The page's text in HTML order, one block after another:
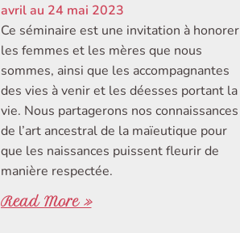
avril au 24 mai 2023
Ce séminaire est une invitation à honorer
les femmes et les mères que nous
sommes, ainsi que les accompagnantes
des vies à venir et les déesses portant la
vie. Nous partagerons nos connaissances
de l’art ancestral de la maïeutique pour
que les naissances puissent fleurir de
manière respectée.
Read More »